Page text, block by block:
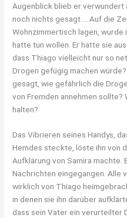
Augenblick blieb er verwundert
noch nichts gesagt … Auf die
Wohnzimmertisch lagen, wurde
hatte tun wollen. Er hatte sie
dass Thiago vielleicht nur so
Drogen gefügig machen
gesagt, wie gefährlich die
von Fremden annehmen sollte?
halten?
Das Vibrieren seines Handys,
Hemdes steckte, löste ihn von
Aufklärung von Samira machte.
Nachrichten eingegangen. Alle
wirklich von Thiago
in denen sie ihn darüber
dass sein Vater ein verurteilter